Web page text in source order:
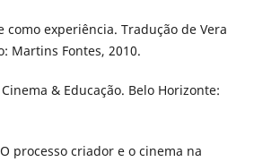
como experiência. Tradução de Vera
Martins Fontes, 2010.
Cinema & Educação. Belo Horizonte:
processo criador e o cinema na